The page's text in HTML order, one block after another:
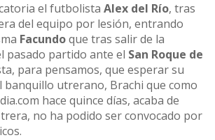
el futbolista Alex del Río, tras
del equipo por lesión, entrando
Facundoque tras salir de la
pasado partido ante el San Roque de
para pensamos, que esperar su
utrerano, Brachi que como
hace quince días, acaba de
no ha podido ser convocado por